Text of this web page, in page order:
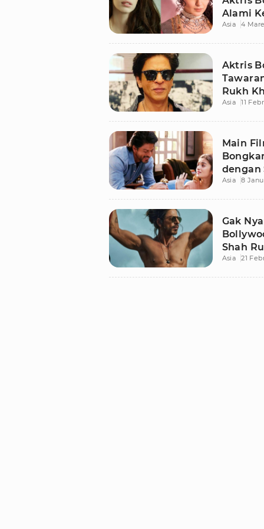
Alami
Asia 4
Aktris
Rukh
Asia 11
Main
dengan
Asia 8
Gak
Shah
Agama
Asia 21